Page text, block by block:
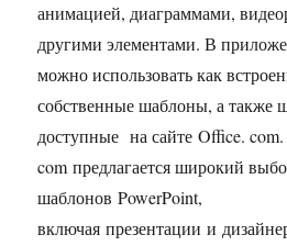
анимацией, диаграммами,
другими элементами. В
можно использовать как
собственные шаблоны, а также
доступные на сайте Office.
com предлагается широкий
шаблонов PowerPoint,
включая презентации и